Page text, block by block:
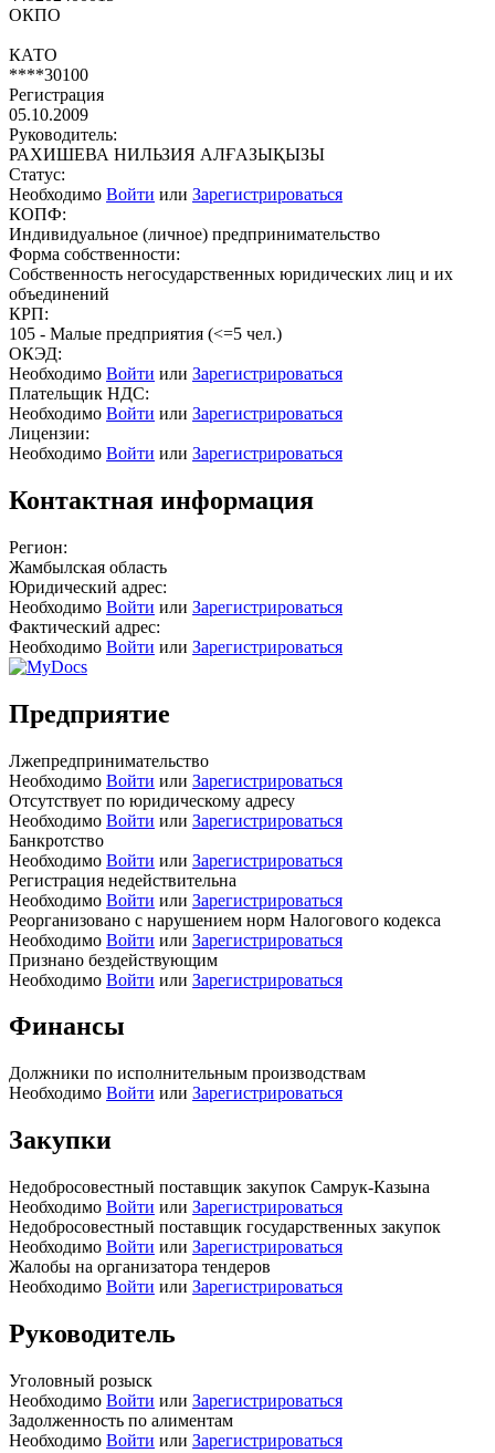
ОКПО
КАТО
****30100
Регистрация
05.10.2009
Руководитель:
РАХИШЕВА НИЛЬЗИЯ АЛҒАЗЫҚЫЗЫ
Статус:
Необходимо Войти или Зарегистрироваться
КОПФ:
Индивидуальное (личное) предпринимательство
Форма собственности:
Собственность негосударственных юридических лиц и их
объединений
КРП:
105 - Малые предприятия (<=5 чел.)
ОКЭД:
Необходимо Войти или Зарегистрироваться
Плательщик НДС:
Необходимо Войти или Зарегистрироваться
Лицензии:
Необходимо Войти или Зарегистрироваться
Контактная информация
Регион:
Жамбылская область
Юридический адрес:
Необходимо Войти или Зарегистрироваться
Фактический адрес:
Необходимо Войти или Зарегистрироваться
Предприятие
Лжепредпринимательство
Необходимо Войти или Зарегистрироваться
Отсутствует по юридическому адресу
Необходимо Войти или Зарегистрироваться
Банкротство
Необходимо Войти или Зарегистрироваться
Регистрация недействительна
Необходимо Войти или Зарегистрироваться
Реорганизовано с нарушением норм Налогового кодекса
Необходимо Войти или Зарегистрироваться
Признано бездействующим
Необходимо Войти или Зарегистрироваться
Финансы
Должники по исполнительным производствам
Необходимо Войти или Зарегистрироваться
Закупки
Недобросовестный поставщик закупок Самрук-Казына
Необходимо Войти или Зарегистрироваться
Недобросовестный поставщик государственных закупок
Необходимо Войти или Зарегистрироваться
Жалобы на организатора тендеров
Необходимо Войти или Зарегистрироваться
Руководитель
Уголовный розыск
Необходимо Войти или Зарегистрироваться
Задолженность по алиментам
Необходимо Войти или Зарегистрироваться